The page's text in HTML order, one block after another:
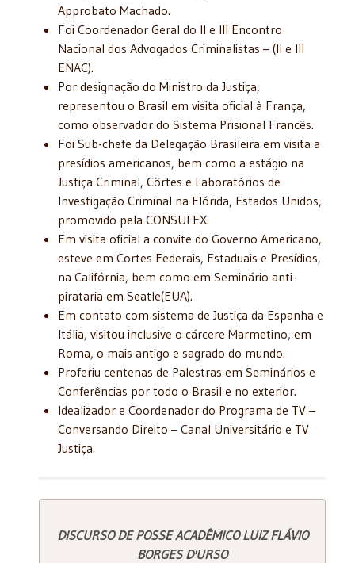
Approbato Machado.
Foi Coordenador Geral do II e III Encontro
Nacional dos Advogados Criminalistas – (II e III
ENAC).
Por designação do Ministro da Justiça,
representou o Brasil em visita oficial à França,
como observador do Sistema Prisional Francês.
Foi Sub-chefe da Delegação Brasileira em visita a
presídios americanos, bem como a estágio na
Justiça Criminal, Côrtes e Laboratórios de
Investigação Criminal na Flórida, Estados Unidos,
promovido pela CONSULEX.
Em visita oficial a convite do Governo Americano,
esteve em Cortes Federais, Estaduais e Presídios,
na Califórnia, bem como em Seminário anti-
pirataria em Seatle(EUA).
Em contato com sistema de Justiça da Espanha e
Itália, visitou inclusive o cárcere Marmetino, em
Roma, o mais antigo e sagrado do mundo.
Proferiu centenas de Palestras em Seminários e
Conferências por todo o Brasil e no exterior.
Idealizador e Coordenador do Programa de TV –
Conversando Direito – Canal Universitário e TV
Justiça.
DISCURSO DE POSSE ACADÊMICO LUIZ FLÁVIO
BORGES D'URSO